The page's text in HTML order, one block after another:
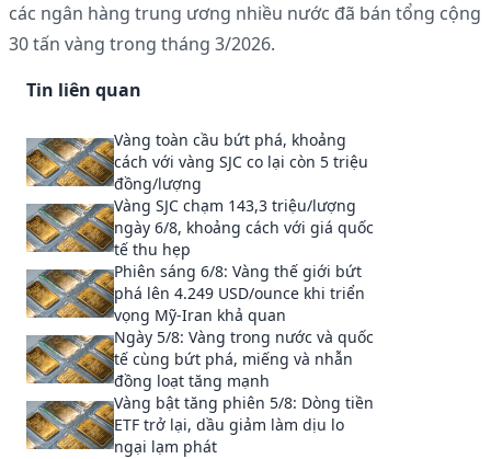
các ngân hàng trung ương nhiều nước đã bán tổng cộng
30 tấn vàng trong tháng 3/2026.
Tin liên quan
Vàng toàn cầu bứt phá, khoảng
cách với vàng SJC co lại còn 5 triệu
đồng/lượng
Vàng SJC chạm 143,3 triệu/lượng
ngày 6/8, khoảng cách với giá quốc
tế thu hẹp
Phiên sáng 6/8: Vàng thế giới bứt
phá lên 4.249 USD/ounce khi triển
vọng Mỹ-Iran khả quan
Ngày 5/8: Vàng trong nước và quốc
tế cùng bứt phá, miếng và nhẫn
đồng loạt tăng mạnh
Vàng bật tăng phiên 5/8: Dòng tiền
ETF trở lại, dầu giảm làm dịu lo
ngại lạm phát